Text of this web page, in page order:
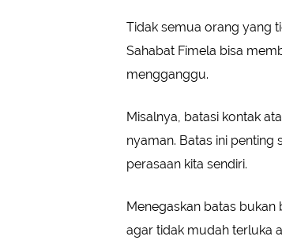
Tidak semua orang yang
Sahabat Fimela bisa
mengganggu.
Misalnya, batasi kontak
nyaman. Batas ini
perasaan kita sendiri.
Menegaskan batas bukan
agar tidak mudah terluka